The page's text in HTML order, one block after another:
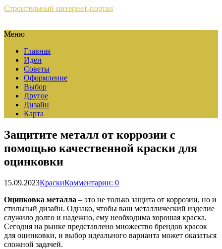
Строительный интернет-портал
Меню
Главная
Идеи
Советы
Оформление
Выбор
Другое
Дизайн
Карта
Защитите металл от коррозии с
помощью качественной краски для
оцинковки
15.09.2023КраскиКомментарии: 0
Оцинковка металла – это не только защита от коррозии, но и
стильный дизайн. Однако, чтобы ваш металлический изделие
служило долго и надежно, ему необходима хорошая краска.
Сегодня на рынке представлено множество брендов красок
для оцинковки, и выбор идеального варианта может оказаться
сложной задачей.